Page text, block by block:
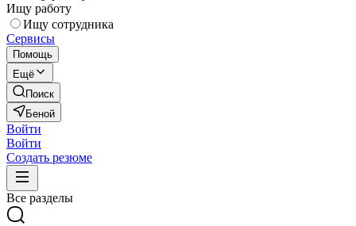
Ищу работу
Ищу сотрудника
Сервисы
Помощь
Ещё
Поиск
Беной
Войти
Войти
Создать резюме
Все разделы